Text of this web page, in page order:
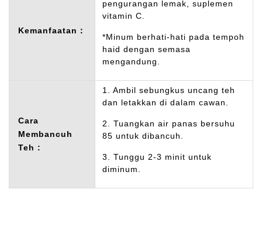
Kemanfaatan：
pengurangan lemak, suplemen
vitamin C.
*Minum berhati-hati pada tempoh
haid dengan semasa
mengandung.
Cara
Membancuh
Teh :
1. Ambil sebungkus uncang teh
dan letakkan di dalam cawan.
2. Tuangkan air panas bersuhu
85 untuk dibancuh.
3. Tunggu 2-3 minit untuk
diminum.